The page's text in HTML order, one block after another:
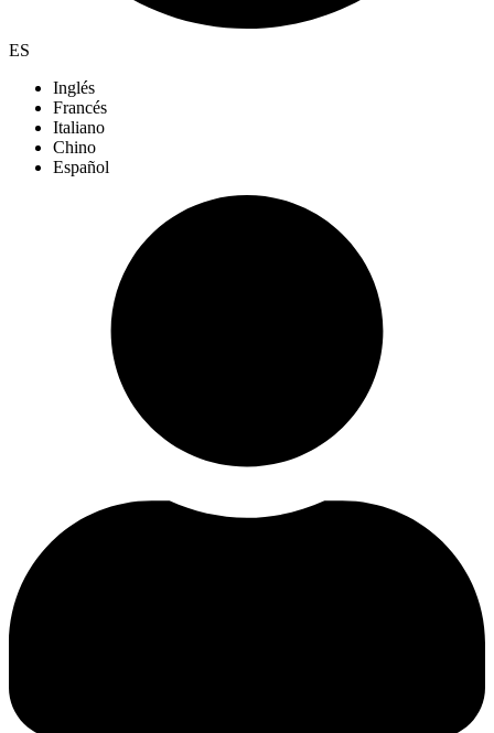
ES
Inglés
Francés
Italiano
Chino
Español